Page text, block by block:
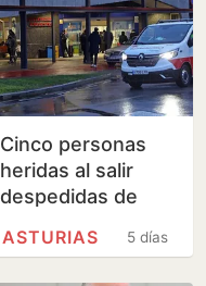
Cinco personas
heridas al salir
despedidas de
feria en Asturias
5 días
ASTURIAS